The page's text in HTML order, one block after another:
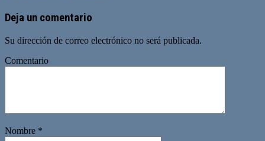
Deja un comentario
Su dirección de correo electrónico no será publicada.
Comentario
Nombre *